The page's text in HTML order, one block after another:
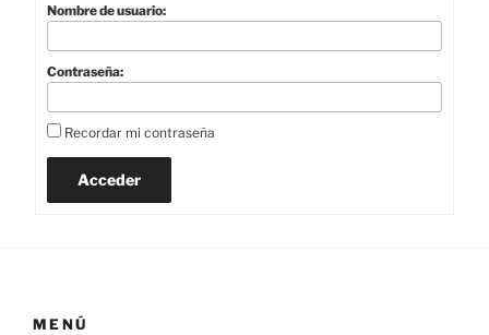
Nombre de usuario:
Contraseña:
Recordar mi contraseña
Acceder
MENÚ